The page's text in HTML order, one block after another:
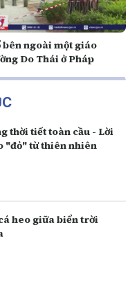
bên ngoài một giáo
Do Thái ở Pháp
thời tiết toàn cầu - Lời
"đỏ" từ thiên nhiên
heo giữa biển trời